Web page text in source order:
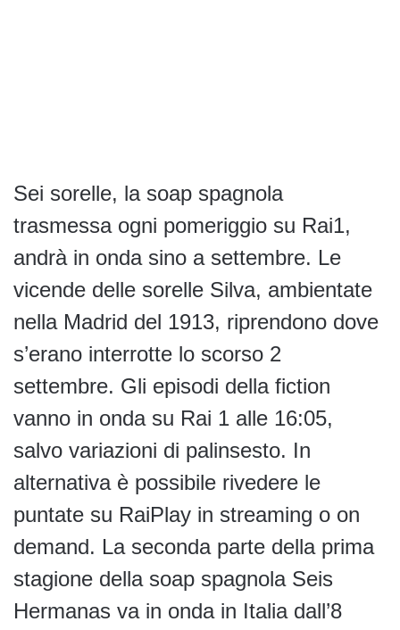
Sei sorelle, la soap spagnola
trasmessa ogni pomeriggio su Rai1,
andrà in onda sino a settembre. Le
vicende delle sorelle Silva, ambientate
nella Madrid del 1913, riprendono dove
s’erano interrotte lo scorso 2
settembre. Gli episodi della fiction
vanno in onda su Rai 1 alle 16:05,
salvo variazioni di palinsesto. In
alternativa è possibile rivedere le
puntate su RaiPlay in streaming o on
demand. La seconda parte della prima
stagione della soap spagnola Seis
Hermanas va in onda in Italia dall’8